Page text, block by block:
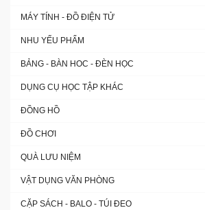
MÁY TÍNH - ĐỒ ĐIỆN TỬ
NHU YẾU PHẨM
BẢNG - BÀN HOC - ĐÈN HỌC
DỤNG CỤ HỌC TẬP KHÁC
ĐỒNG HỒ
ĐỒ CHƠI
QUÀ LƯU NIỆM
VẬT DỤNG VĂN PHÒNG
CẶP SÁCH - BALO - TÚI ĐEO